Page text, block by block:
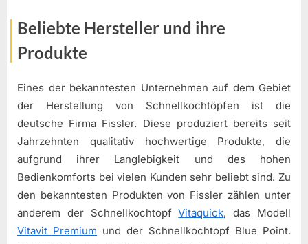
Beliebte Hersteller und ihre
Produkte
Eines der bekanntesten Unternehmen auf dem Gebiet
der Herstellung von Schnellkochtöpfen ist die
deutsche Firma Fissler. Diese produziert bereits seit
Jahrzehnten qualitativ hochwertige Produkte, die
aufgrund ihrer Langlebigkeit und des hohen
Bedienkomforts bei vielen Kunden sehr beliebt sind. Zu
den bekanntesten Produkten von Fissler zählen unter
anderem der SchnellkochtopfVitaquick, das Modell
Vitavit Premium und der Schnellkochtopf Blue Point.